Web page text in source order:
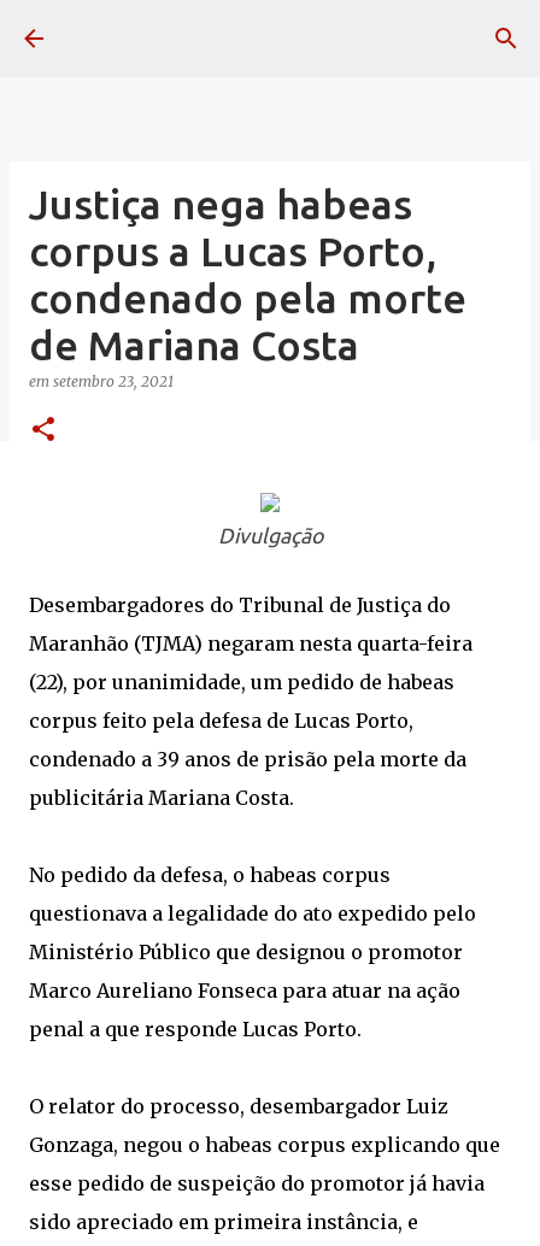
Justiça nega habeas
corpus a Lucas Porto,
condenado pela morte
de Mariana Costa
em setembro 23, 2021
Divulgação
Desembargadores do Tribunal de Justiça do
Maranhão (TJMA) negaram nesta quarta-feira
(22), por unanimidade, um pedido de habeas
corpus feito pela defesa de Lucas Porto,
condenado a 39 anos de prisão pela morte da
publicitária Mariana Costa.
No pedido da defesa, o habeas corpus
questionava a legalidade do ato expedido pelo
Ministério Público que designou o promotor
Marco Aureliano Fonseca para atuar na ação
penal a que responde Lucas Porto.
O relator do processo, desembargador Luiz
Gonzaga, negou o habeas corpus explicando que
esse pedido de suspeição do promotor já havia
sido apreciado em primeira instância, e